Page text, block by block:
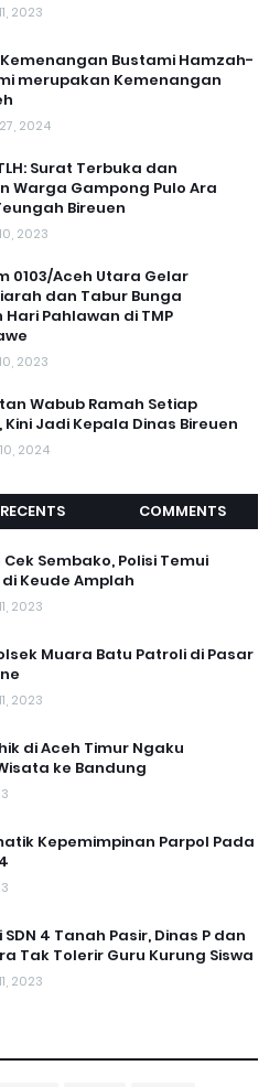
2023
Kemenangan Bustami Hamzah-
merupakan Kemenangan
2024
Surat Terbuka dan
Warga Gampong Pulo Ara
Bireuen
2023
0103/Aceh Utara Gelar
dan Tabur Bunga
Pahlawan di TMP
2023
Wabub Ramah Setiap
Jadi Kepala Dinas Bireuen
2024
RECENTS COMMENTS
Sembako, Polisi Temui
Keude Amplah
2023
Muara Batu Patroli di Pasar
2023
di Aceh Timur Ngaku
ke Bandung
Kepemimpinan Parpol Pada
4 Tanah Pasir, Dinas P dan
Tak Tolerir Guru Kurung Siswa
2023